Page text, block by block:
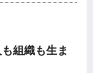
組織も生ま